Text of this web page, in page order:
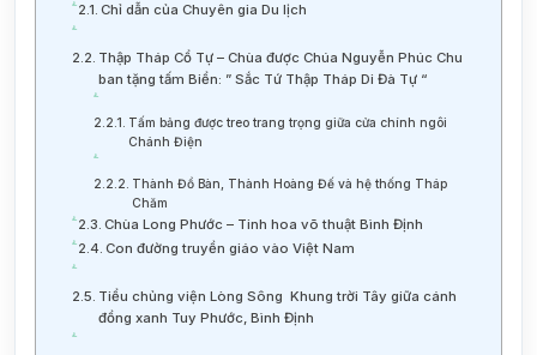
Chỉ dẫn của Chuyên gia Du lịch
Thập Tháp Cổ Tự – Chùa được Chúa Nguyễn Phúc Chu
ban tặng tấm Biển: ” Sắc Tứ Thập Tháp Di Đà Tự “
Tấm bảng được treo trang trọng giữa cửa chính ngôi
Chánh Điện
Thành Đồ Bàn, Thành Hoàng Đế và hệ thống Tháp
Chăm
Chùa Long Phước – Tinh hoa võ thuật Bình Định
Con đường truyền giáo vào Việt Nam
Tiểu chủng viện Lòng Sông Khung trời Tây giữa cánh
đồng xanh Tuy Phước, Bình Định